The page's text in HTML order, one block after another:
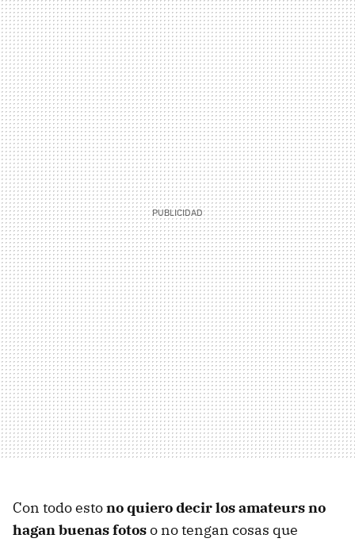
Con todo estono quiero decir los amateurs no
hagan buenas fotoso no tengan cosas que